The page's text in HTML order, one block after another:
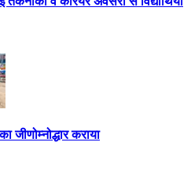
जीणोम्नोद्धार कराया